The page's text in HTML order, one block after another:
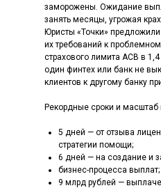
заморожены. Ожидание
занять месяцы, угрожая
Юристы «Точки»
их требований к
страхового лимита АСВ в
один финтех или банк не
клиентов к другому банку
Рекордные сроки и масштаб
5 дней — от отзыва
стратегии помощи;
6 дней — на создание и
бизнес-процесса выплат;
9 млрд рублей —